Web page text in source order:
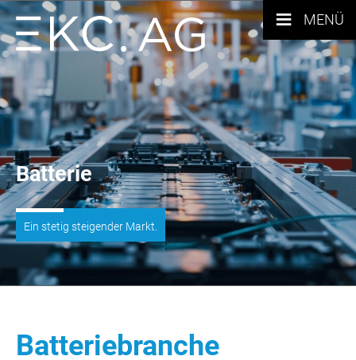
≡ MENÜ
Batterie
Ein stetig steigender Markt.
Batteriebranche